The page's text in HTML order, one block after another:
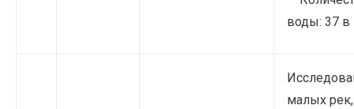
воды: 37 в
малых рек,